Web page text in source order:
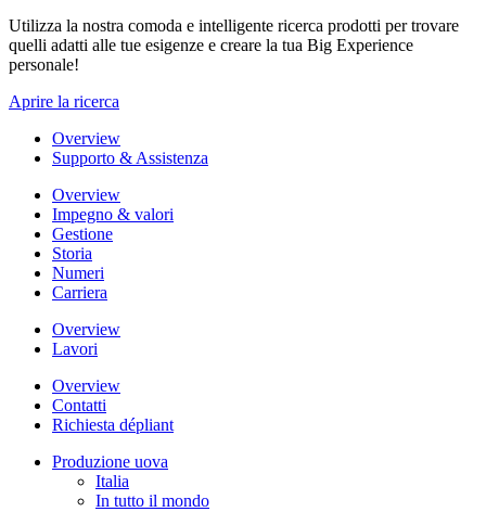
Utilizza la nostra comoda e intelligente ricerca prodotti per trovare
quelli adatti alle tue esigenze e creare la tua Big Experience
personale!
Aprire la ricerca
Overview
Supporto & Assistenza
Overview
Impegno & valori
Gestione
Storia
Numeri
Carriera
Overview
Lavori
Overview
Contatti
Richiesta dépliant
Produzione uova
Italia
In tutto il mondo